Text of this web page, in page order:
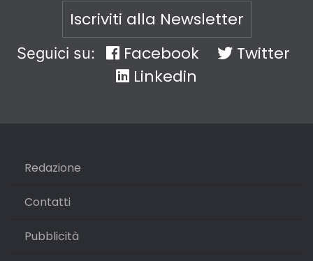
Iscriviti alla Newsletter
Seguici su: Facebook
Twitter
Linkedin
Redazione
Contatti
Pubblicità